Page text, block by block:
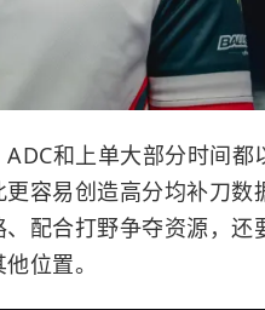
和上单大部分时间都
容易创造高分均补刀数
配合打野争夺资源，还
位置。